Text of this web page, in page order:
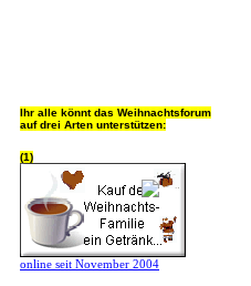
Ihr alle könnt das Weihnachtsforum
auf drei Arten unterstützen:
(1)
online seit November 2004